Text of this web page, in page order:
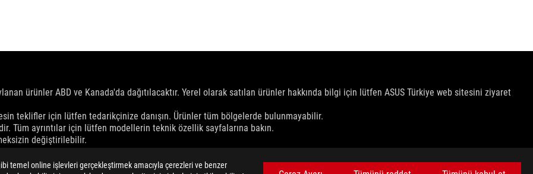
temel online işlevleri gerçekleştirmek amacıyla çerezleri ve benzer
ürünler ABD ve Kanada'da dağıtılacaktır. Yerel olarak satılan ürünler hakkında bilgi için lütfen ASUS Türkiye web sitesini ziyaret
teklifler için lütfen tedarikçinize danışın. Ürünler tüm bölgelerde bulunmayabilir.
Tüm ayrıntılar için lütfen modellerin teknik özellik sayfalarına bakın.
değiştirilebilir.
Gerçek rakamlar değişkenlik gösterebilir.